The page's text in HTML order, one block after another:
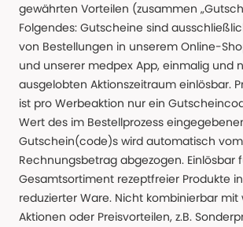
gewährten Vorteilen (zusammen
Folgendes: Gutscheine sind
von Bestellungen in unserem Online-
und unserer medpex App, einmalig und
ausgelobten Aktionszeitraum einlösbar.
ist pro Werbeaktion nur ein
Wert des im Bestellprozess
Gutschein(code)s wird automatisch vom
Rechnungsbetrag abgezogen. Einlösbar
Gesamtsortiment rezeptfreier Produkte
reduzierter Ware. Nicht kombinierbar mit
Aktionen oder Preisvorteilen, z.B.